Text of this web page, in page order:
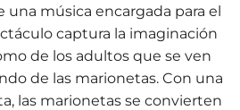
música encargada para el
captura la imaginación
de los adultos que se ven
de las marionetas. Con una
las marionetas se convierten